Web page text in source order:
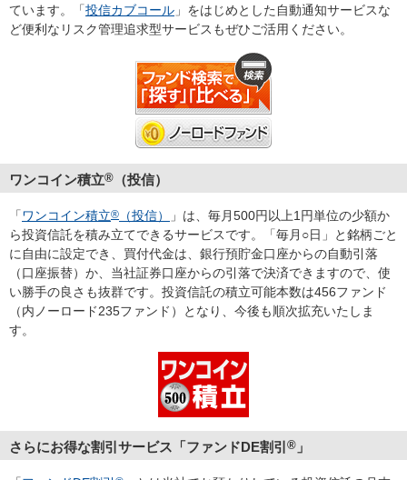
ています。「投信カブコール 」をはじめとした自動通知サービスな
ど便利なリスク管理追求型サービスもぜひご活用ください。
ワンコイン積立® （投信）
「ワンコイン積立® （投信）
」は、毎月500円以上1円単位の少額か
ら投資信託を積み立てできるサービスです。「毎月○日」と銘柄ごと
に自由に設定でき、買付代金は、銀行預貯金口座からの自動引落
（口座振替）か、当社証券口座からの引落で決済できますので、使
い勝手の良さも抜群です。投資信託の積立可能本数は456ファンド
（内ノーロード235ファンド）となり、今後も順次拡充いたしま
す。
さらにお得な割引サービス「ファンドDE割引 ® 」